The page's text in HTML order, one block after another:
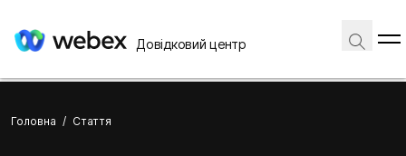
Довідковий центр
Головна / Стаття